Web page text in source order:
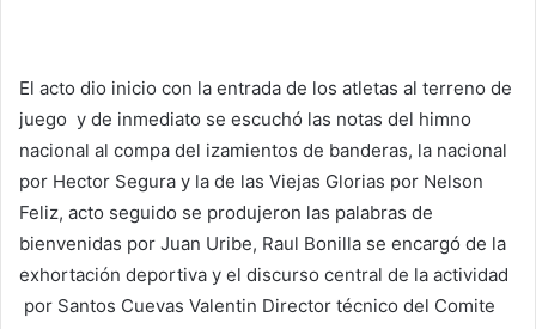
El acto dio inicio con la entrada de los atletas al terreno de
juego y de inmediato se escuchó las notas del himno
nacional al compa del izamientos de banderas, la nacional
por Hector Segura y la de las Viejas Glorias por Nelson
Feliz, acto seguido se produjeron las palabras de
bienvenidas por Juan Uribe, Raul Bonilla se encargó de la
exhortación deportiva y el discurso central de la actividad
por Santos Cuevas Valentin Director técnico del Comite